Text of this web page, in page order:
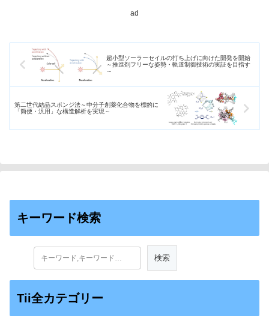
ad
超小型ソーラーセイルの打ち上げに向けた開発を開始
～推進剤フリーな姿勢・軌道制御技術の実証を目指す
～
第二世代結晶スポンジ法～中分子創薬化合物を標的に
「簡便・汎用」な構造解析を実現～
キーワード検索
Tii全カテゴリー